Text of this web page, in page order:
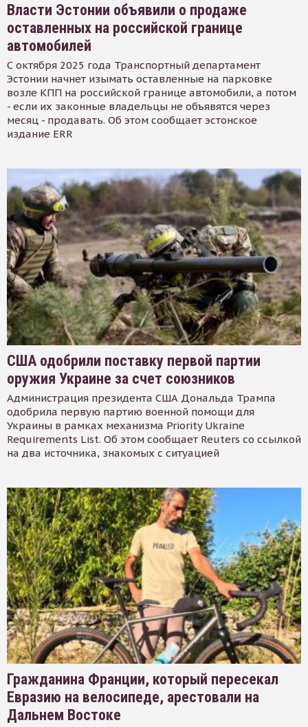
Власти Эстонии объявили о продаже
оставленных на российской границе
автомобилей
С октября 2025 года Транспортный департамент
Эстонии начнет изымать оставленные на парковке
возле КПП на российской границе автомобили, а потом
- если их законные владельцы не объявятся через
месяц - продавать. Об этом сообщает эстонское
издание ERR
США одобрили поставку первой партии
оружия Украине за счет союзников
Администрация президента США Дональда Трампа
одобрила первую партию военной помощи для
Украины в рамках механизма Priority Ukraine
Requirements List. Об этом сообщает Reuters со ссылкой
на два источника, знакомых с ситуацией
Гражданина Франции, который пересекал
Евразию на велосипеде, арестовали на
Дальнем Востоке